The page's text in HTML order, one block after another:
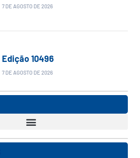
7 DE AGOSTO DE 2026
Edição 10496
7 DE AGOSTO DE 2026